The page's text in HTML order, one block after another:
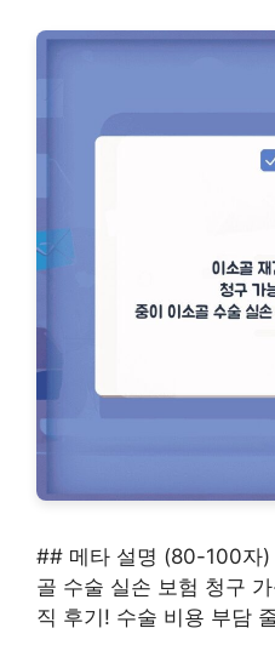
## 메타 설명 (80-100자)
골 수술 실손 보험 청구
직 후기! 수술 비용 부담